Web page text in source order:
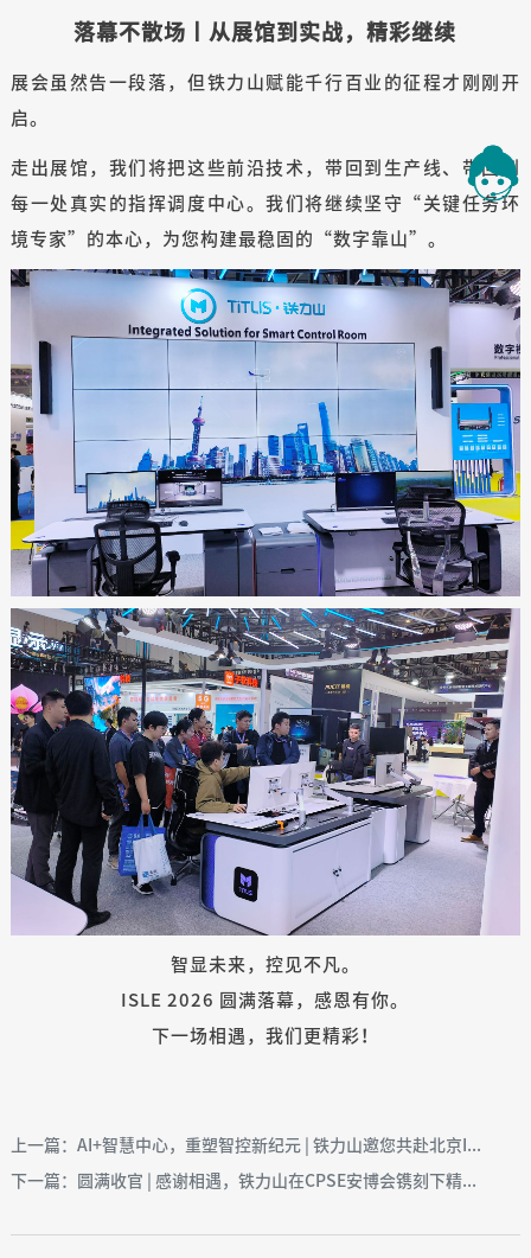
落幕不散场丨从展馆到实战，精彩继续
展会虽然告一段落，但铁力山赋能千行百业的征程才刚刚开
启。
走出展馆，我们将把这些前沿技术，带回到生产线、带回到
每一处真实的指挥调度中心。我们将继续坚守“关键任务环
境专家”的本心，为您构建最稳固的“数字靠山”。
智显未来，控见不凡。
ISLE 2026 圆满落幕，感恩有你。
下一场相遇，我们更精彩！
上一篇：AI+智慧中心，重塑智控新纪元 | 铁力山邀您共赴北京I...
下一篇：圆满收官 | 感谢相遇，铁力山在CPSE安博会镌刻下精...